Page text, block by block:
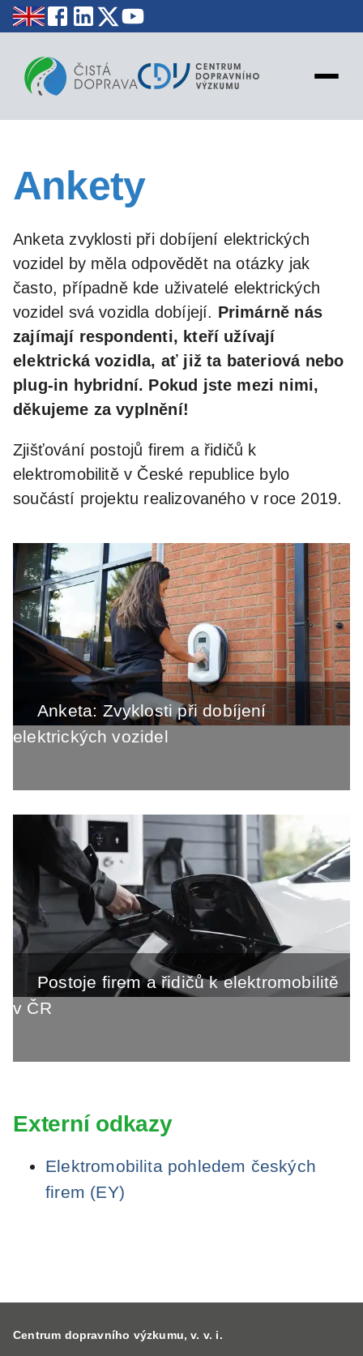
STATISTIKY
EDUKACE
PROJEKTY
KONTAKT
Ankety
Anketa zvyklosti při dobíjení elektrických
vozidel by měla odpovědět na otázky jak
často, případně kde uživatelé elektrických
vozidel svá vozidla dobíjejí. Primárně nás
zajímají respondenti, kteří užívají
elektrická vozidla, ať již ta bateriová nebo
plug-in hybridní. Pokud jste mezi nimi,
děkujeme za vyplnění!
Zjišťování postojů firem a řidičů k
elektromobilitě v České republice bylo
součástí projektu realizovaného v roce 2019.
Anketa: Zvyklosti při dobíjení
elektrických vozidel
Postoje firem a řidičů k elektromobilitě
v ČR
Externí odkazy
Elektromobilita pohledem českých
firem (EY)
Centrum dopravního výzkumu, v. v. i.